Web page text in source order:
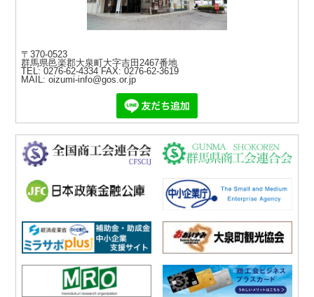
〒370-0523
群馬県邑楽郡大泉町大字吉田2467番地
TEL: 0276-62-4334FAX: 0276-62-3619
MAIL: oizumi-info@gos.or.jp